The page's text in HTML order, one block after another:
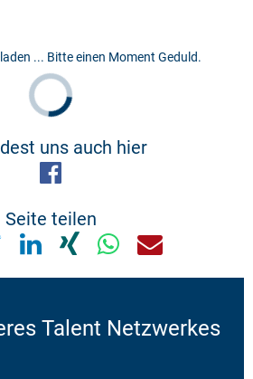
... Bitte einen Moment Geduld.
uns auch hier
Seite teilen
Talent Netzwerkes